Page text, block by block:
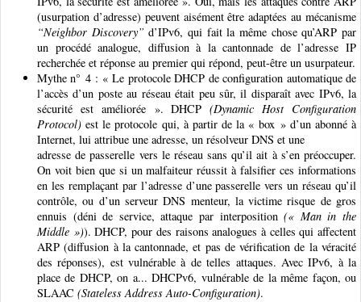
(usurpation d’adresse) peuvent aisément être adaptées au mécanisme
“Neighbor Discovery” d’IPv6, qui fait la même chose qu’ARP par
un procédé analogue, diffusion à la cantonnade de l’adresse IP
recherchée et réponse au premier qui répond, peut-être un usurpateur.
Mythe n° 4 : « Le protocole DHCP de configuration automatique de
l’accès d’un poste au réseau était peu sûr, il disparaît avec IPv6, la
sécurité est améliorée ». DHCP(Dynamic Host Configuration
Protocol) est le protocole qui, à partir de la « box » d’un abonné à
Internet, lui attribue une adresse, un résolveur DNS et une
adresse de passerelle vers le réseau sans qu’il ait à s’en préoccuper.
On voit bien que si un malfaiteur réussit à falsifier ces informations
en les remplaçant par l’adresse d’une passerelle vers un réseau qu’il
contrôle, ou d’un serveur DNS menteur, la victime risque de gros
ennuis (déni de service, attaque par interposition(« Man in the
Middle »)). DHCP, pour des raisons analogues à celles qui affectent
ARP (diffusion à la cantonnade, et pas de vérification de la véracité
des réponses), est vulnérable à de telles attaques. Avec IPv6, à la
place de DHCP, on a... DHCPv6, vulnérable de la même façon, ou
SLAAC (Stateless Address Auto-Configuration).